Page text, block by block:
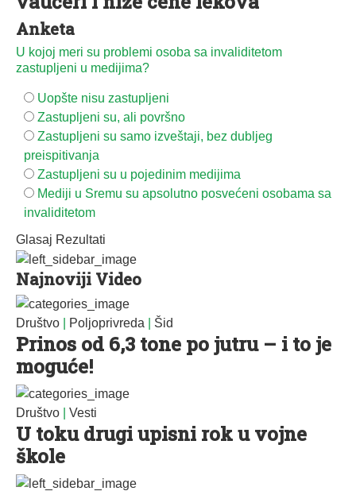
Anketa
U kojoj meri su problemi osoba sa invaliditetom
zastupljeni u medijima?
Uopšte nisu zastupljeni
Zastupljeni su, ali površno
Zastupljeni su samo izveštaji, bez dubljeg
preispitivanja
Zastupljeni su u pojedinim medijima
Mediji u Sremu su apsolutno posvećeni osobama sa
invaliditetom
Glasaj Rezultati
Najnoviji Video
Društvo Poljoprivreda Šid
Prinos od 6,3 tone po jutru – i to je
moguće!
Društvo Vesti
U toku drugi upisni rok u vojne
škole